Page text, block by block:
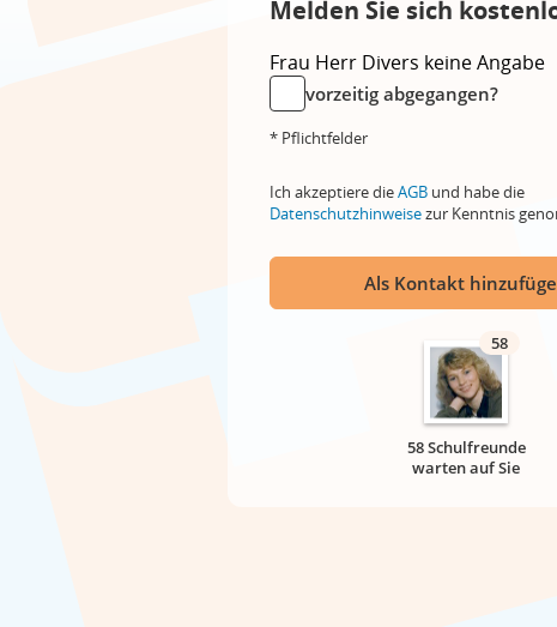
Melden Sie sich
Frau Herr Divers keine Angabe
vorzeitig abgegangen?
* Pflichtfelder
Ich akzeptiere dieAGB und habe die
Datenschutzhinweisezur Kenntnis
Als Kontakt
58
58 Schulfreunde
warten auf Sie